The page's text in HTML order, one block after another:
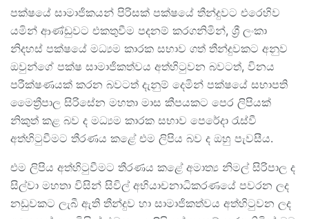
පක්ෂයේ සාමාජිකයන් පිරිසක් පක්ෂයේ තීන්දුවට එරෙහිව
යමින් ආණ්ඩුවට එකතුවීම පදනම් කරගනිමින්, ශ්‍රී ලංකා
නිදහස් පක්ෂයේ මධ්‍යම කාරක සභාව ගත් තීන්දුවකට අනුව
ඔවුන්ගේ පක්ෂ සාමාජිකත්වය අත්හිටුවන බවටත්, විනය
පරීක්ෂණයක් කරන බවටත් දැනුම් දෙමින් පක්ෂයේ සභාපති
මෛත්‍රීපාල සිරිසේන මහතා මාස කීපයකට පෙර ලිපියක්
නිකුත් කළ බව ද මධ්‍යම කාරක සභාව පෙරේදා රැස්වී
අත්හිටුවීමට තීරණය කළේ එම ලිපිය බව ද ඔහු පැවසීය.
එම ලිපිය අත්හිටුවීමට තීරණය කළේ අමාත්‍ය නිමල් සිරිපාල ද
සිල්වා මහතා විසින් සිවිල් අභියාචනාධිකරණයේ පවරන ලද
නඩුවකට ලැබී ඇති තීන්දුව හා සාමාජිකත්වය අත්හිටුවන ලද